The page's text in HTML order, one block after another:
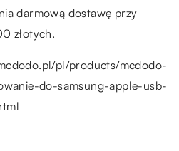
darmową dostawę przy
złotych.
pl/products/mcdodo-
do-samsung-apple-usb-